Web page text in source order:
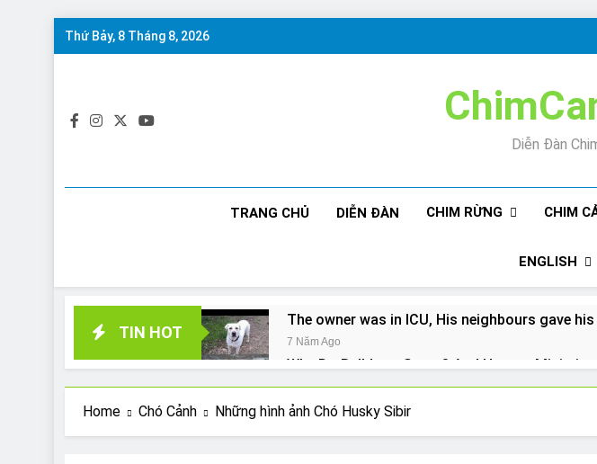
Skip
Thứ Bảy, 8 Tháng 8, 2026
Diễn Đàn
TRANG CHỦ DIỄN ĐÀN CHIM RỪNG CHIM
ENGLISH
TIN HOT
The owner was in ICU, His neighbours gave
7 Năm Ago
Why Do Bulldogs Snore? And How to
7 Năm Ago
Are Bulldogs Lazy? Not as much as you think
Home Chó Cảnh Những hình ảnh Chó Husky Sibir